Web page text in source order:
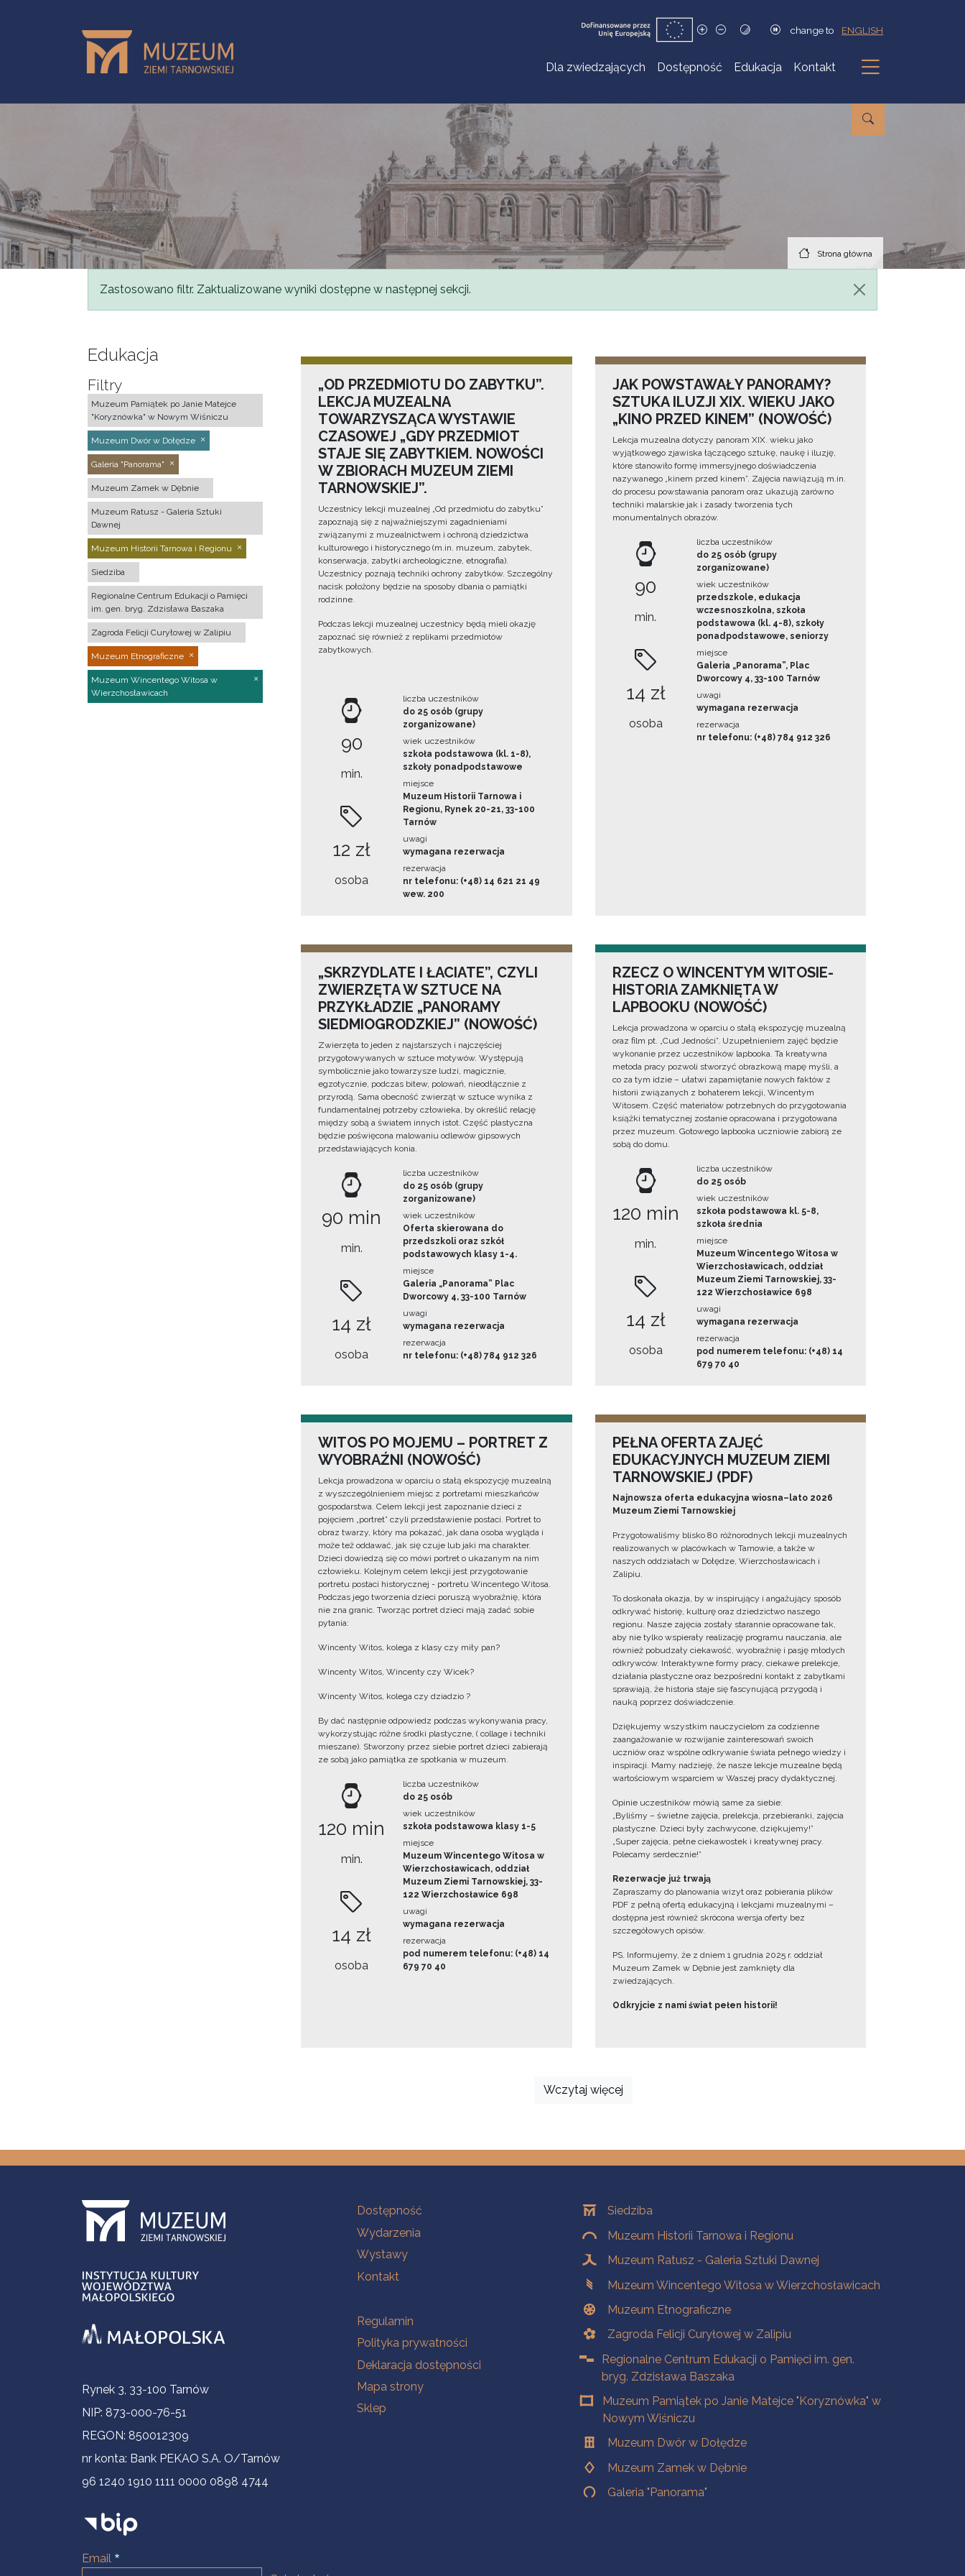
change to ENGLISH
Dla zwiedzających Dostępność Edukacja Kontakt
Podmenu
Strona główna
Komunikat
Zastosowano filtr. Zaktualizowane wyniki dostępne w następnej sekcji.
Edukacja
Filtry
Muzeum Pamiątek po Janie Matejce
"Koryznówka" w Nowym Wiśniczu
Muzeum Dwór w Dołędze
Galeria "Panorama"
Muzeum Zamek w Dębnie
Muzeum Ratusz - Galeria Sztuki
Dawnej
Muzeum Historii Tarnowa i Regionu
Siedziba
Regionalne Centrum Edukacji o Pamięci
im. gen. bryg. Zdzisława Baszaka
Zagroda Felicji Curyłowej w Zalipiu
Muzeum Etnograficzne
Muzeum Wincentego Witosa w
Wierzchosławicach
„OD PRZEDMIOTU DO ZABYTKU”.
LEKCJA MUZEALNA
TOWARZYSZĄCA WYSTAWIE
CZASOWEJ „GDY PRZEDMIOT
STAJE SIĘ ZABYTKIEM. NOWOŚCI
W ZBIORACH MUZEUM ZIEMI
TARNOWSKIEJ”.
Uczestnicy lekcji muzealnej „Od przedmiotu do zabytku”
zapoznają się z najważniejszymi zagadnieniami
związanymi z muzealnictwem i ochroną dziedzictwa
kulturowego i historycznego (m.in. muzeum, zabytek,
konserwacja, zabytki archeologiczne, etnografia).
Uczestnicy poznają techniki ochrony zabytków. Szczególny
nacisk położony będzie na sposoby dbania o pamiątki
rodzinne.
Podczas lekcji muzealnej uczestnicy będą mieli okazję
zapoznać się również z replikami przedmiotów
zabytkowych.
90
min.
12 zł
osoba
liczba uczestników
do 25 osób (grupy
zorganizowane)
wiek uczestników
szkoła podstawowa (kl. 1-8),
szkoły ponadpodstawowe
miejsce
Muzeum Historii Tarnowa i
Regionu, Rynek 20-21, 33-100
Tarnów
uwagi
wymagana rezerwacja
rezerwacja
nr telefonu: (+48) 14 621 21 49
wew. 200
JAK POWSTAWAŁY PANORAMY?
SZTUKA ILUZJI XIX. WIEKU JAKO
„KINO PRZED KINEM” (NOWOŚĆ)
Lekcja muzealna dotyczy panoram XIX. wieku jako
wyjątkowego zjawiska łączącego sztukę, naukę i iluzję,
które stanowiło formę immersyjnego doświadczenia
nazywanego „kinem przed kinem”. Zajęcia nawiązują m.in.
do procesu powstawania panoram oraz ukazują zarówno
techniki malarskie jak i zasady tworzenia tych
monumentalnych obrazów.
90
min.
14 zł
osoba
liczba uczestników
do 25 osób (grupy
zorganizowane)
wiek uczestników
przedszkole, edukacja
wczesnoszkolna, szkoła
podstawowa (kl. 4-8), szkoły
ponadpodstawowe, seniorzy
miejsce
Galeria „Panorama”, Plac
Dworcowy 4, 33-100 Tarnów
uwagi
wymagana rezerwacja
rezerwacja
nr telefonu: (+48) 784 912 326
„SKRZYDLATE I ŁACIATE”, CZYLI
ZWIERZĘTA W SZTUCE NA
PRZYKŁADZIE „PANORAMY
SIEDMIOGRODZKIEJ” (NOWOŚĆ)
Zwierzęta to jeden z najstarszych i najczęściej
przygotowywanych w sztuce motywów. Występują
symbolicznie jako towarzysze ludzi, magicznie,
egzotycznie, podczas bitew, polowań, nieodłącznie z
przyrodą. Sama obecność zwierząt w sztuce wynika z
fundamentalnej potrzeby człowieka, by określić relację
między sobą a światem innych istot. Część plastyczna
będzie poświęcona malowaniu odlewów gipsowych
przedstawiających konia.
90 min
min.
14 zł
osoba
liczba uczestników
do 25 osób (grupy
zorganizowane)
wiek uczestników
Oferta skierowana do
przedszkoli oraz szkół
podstawowych klasy 1-4.
miejsce
Galeria „Panorama” Plac
Dworcowy 4, 33-100 Tarnów
uwagi
wymagana rezerwacja
rezerwacja
nr telefonu: (+48) 784 912 326
RZECZ O WINCENTYM WITOSIE-
HISTORIA ZAMKNIĘTA W
LAPBOOKU (NOWOŚĆ)
Lekcja prowadzona w oparciu o stałą ekspozycję muzealną
oraz film pt. „Cud Jedności”. Uzupełnieniem zajęć będzie
wykonanie przez uczestników lapbooka. Ta kreatywna
metoda pracy pozwoli stworzyć obrazkową mapę myśli, a
co za tym idzie – ułatwi zapamiętanie nowych faktów z
historii związanych z bohaterem lekcji, Wincentym
Witosem. Część materiałów potrzebnych do przygotowania
książki tematycznej zostanie opracowana i przygotowana
przez muzeum. Gotowego lapbooka uczniowie zabiorą ze
sobą do domu.
120 min
min.
14 zł
osoba
liczba uczestników
do 25 osób
wiek uczestników
szkoła podstawowa kl. 5-8,
szkoła średnia
miejsce
Muzeum Wincentego Witosa w
Wierzchosławicach, oddział
Muzeum Ziemi Tarnowskiej, 33-
122 Wierzchosławice 698
uwagi
wymagana rezerwacja
rezerwacja
pod numerem telefonu: (+48) 14
679 70 40
WITOS PO MOJEMU – PORTRET Z
WYOBRAŹNI (NOWOŚĆ)
Lekcja prowadzona w oparciu o stałą ekspozycję muzealną
z wyszczególnieniem miejsc z portretami mieszkańców
gospodarstwa. Celem lekcji jest zapoznanie dzieci z
pojęciem „portret” czyli przedstawienie postaci. Portret to
obraz twarzy, który ma pokazać, jak dana osoba wygląda i
może też oddawać, jak się czuje lub jaki ma charakter.
Dzieci dowiedzą się co mówi portret o ukazanym na nim
człowieku. Kolejnym celem lekcji jest przygotowanie
portretu postaci historycznej - portretu Wincentego Witosa.
Podczas jego tworzenia dzieci poruszą wyobraźnię, która
nie zna granic. Tworząc portret dzieci mają zadać sobie
pytania:
Wincenty Witos, kolega z klasy czy miły pan?
Wincenty Witos, Wincenty czy Wicek?
Wincenty Witos, kolega czy dziadzio ?
By dać następnie odpowiedz podczas wykonywania pracy,
wykorzystując różne środki plastyczne, ( collage i techniki
mieszane). Stworzony przez siebie portret dzieci zabierają
ze sobą jako pamiątka ze spotkania w muzeum.
120 min
min.
14 zł
osoba
liczba uczestników
do 25 osób
wiek uczestników
szkoła podstawowa klasy 1-5
miejsce
Muzeum Wincentego Witosa w
Wierzchosławicach, oddział
Muzeum Ziemi Tarnowskiej, 33-
122 Wierzchosławice 698
uwagi
wymagana rezerwacja
rezerwacja
pod numerem telefonu: (+48) 14
679 70 40
PEŁNA OFERTA ZAJĘĆ
EDUKACYJNYCH MUZEUM ZIEMI
TARNOWSKIEJ (PDF)
Najnowsza oferta edukacyjna wiosna–lato 2026
Muzeum Ziemi Tarnowskiej
Przygotowaliśmy blisko 80 różnorodnych lekcji muzealnych
realizowanych w placówkach w Tarnowie, a także w
naszych oddziałach w Dołędze, Wierzchosławicach i
Zalipiu.
To doskonała okazja, by w inspirujący i angażujący sposób
odkrywać historię, kulturę oraz dziedzictwo naszego
regionu. Nasze zajęcia zostały starannie opracowane tak,
aby nie tylko wspierały realizację programu nauczania, ale
również pobudzały ciekawość, wyobraźnię i pasję młodych
odkrywców. Interaktywne formy pracy, ciekawe prelekcje,
działania plastyczne oraz bezpośredni kontakt z zabytkami
sprawiają, że historia staje się fascynującą przygodą i
nauką poprzez doświadczenie.
Dziękujemy wszystkim nauczycielom za codzienne
zaangażowanie w rozwijanie zainteresowań swoich
uczniów oraz wspólne odkrywanie świata pełnego wiedzy i
inspiracji. Mamy nadzieję, że nasze lekcje muzealne będą
wartościowym wsparciem w Waszej pracy dydaktycznej.
Opinie uczestników mówią same za siebie:
„Byliśmy – świetne zajęcia, prelekcja, przebieranki, zajęcia
plastyczne. Dzieci były zachwycone, dziękujemy!”
„Super zajęcia, pełne ciekawostek i kreatywnej pracy.
Polecamy serdecznie!”
Rezerwacje już trwają
Zapraszamy do planowania wizyt oraz pobierania plików
PDF z pełną ofertą edukacyjną i lekcjami muzealnymi –
dostępna jest również skrócona wersja oferty bez
szczegółowych opisów.
PS. Informujemy, że z dniem 1 grudnia 2025 r. oddział
Muzeum Zamek w Dębnie jest zamknięty dla
zwiedzających.
Odkryjcie z nami świat pełen historii!
Wczytaj więcej
Informacje kontaktowe
Rynek 3, 33-100 Tarnów
NIP: 873-000-76-51
REGON: 850012309
nr konta: Bank PEKAO S.A. O/Tarnów
96 1240 1910 1111 0000 0898 4744
Email
Na skróty
Dostępność
Wydarzenia
Wystawy
Kontakt
Na skróty
Regulamin
Polityka prywatności
Deklaracja dostępności
Mapa strony
Sklep
OddziałySiedziba
Muzeum Historii Tarnowa i Regionu
Muzeum Ratusz - Galeria Sztuki Dawnej
Muzeum Wincentego Witosa w Wierzchosławicach
Muzeum Etnograficzne
Zagroda Felicji Curyłowej w Zalipiu
Regionalne Centrum Edukacji o Pamięci im. gen.
bryg. Zdzisława Baszaka
Muzeum Pamiątek po Janie Matejce "Koryznówka" w
Nowym Wiśniczu
Muzeum Dwór w Dołędze
Muzeum Zamek w Dębnie
Galeria "Panorama"